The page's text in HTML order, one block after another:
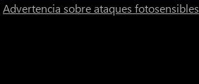
Advertencia sobre ataques fotosensibles